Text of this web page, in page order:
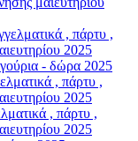
, πάρτυ ,
2025
- δώρα 2025
, πάρτυ ,
2025
, πάρτυ ,
2025